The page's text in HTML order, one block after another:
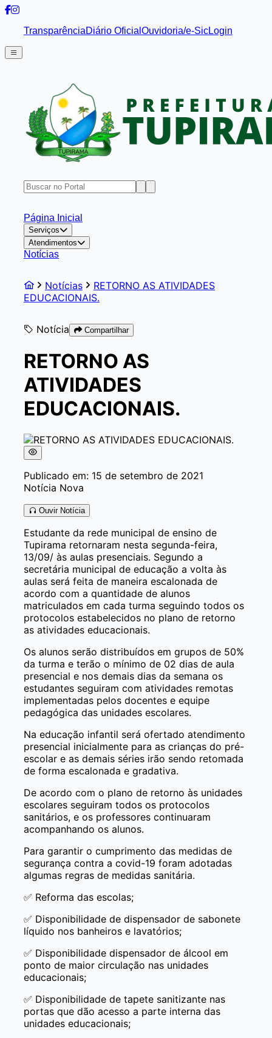
TransparênciaDiário Oficial Ouvidoria/e-SicLogin
Página Inicial
Serviços
Atendimentos
Notícias
Notícias
RETORNO AS ATIVIDADES
EDUCACIONAIS.
Notícia Compartilhar
RETORNO AS
ATIVIDADES
EDUCACIONAIS.
Publicado em: 15 de setembro de 2021
Notícia Nova
Ouvir Notícia
Estudante da rede municipal de ensino de
Tupirama retornaram nesta segunda-feira,
13/09/ às aulas presenciais. Segundo a
secretária municipal de educação a volta às
aulas será feita de maneira escalonada de
acordo com a quantidade de alunos
matriculados em cada turma seguindo todos os
protocolos estabelecidos no plano de retorno
as atividades educacionais.
Os alunos serão distribuídos em grupos de 50%
da turma e terão o mínimo de 02 dias de aula
presencial e nos demais dias da semana os
estudantes seguiram com atividades remotas
implementadas pelos docentes e equipe
pedagógica das unidades escolares.
Na educação infantil será ofertado atendimento
presencial inicialmente para as crianças do pré-
escolar e as demais séries irão sendo retomada
de forma escalonada e gradativa.
De acordo com o plano de retorno às unidades
escolares seguiram todos os protocolos
sanitários, e os professores continuaram
acompanhando os alunos.
Para garantir o cumprimento das medidas de
segurança contra a covid-19 foram adotadas
algumas regras de medidas sanitária.
✅ Reforma das escolas;
✅ Disponibilidade de dispensador de sabonete
líquido nos banheiros e lavatórios;
✅ Disponibilidade dispensador de álcool em
ponto de maior circulação nas unidades
educacionais;
✅ Disponibilidade de tapete sanitizante nas
portas que dão acesso a parte interna das
unidades educacionais;